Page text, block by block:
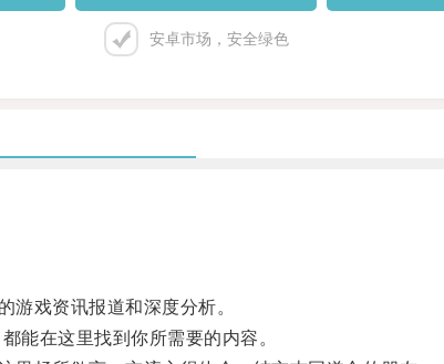
安卓市场，安全绿色
戏资讯报道和深度分析。
在这里找到你所需要的内容。